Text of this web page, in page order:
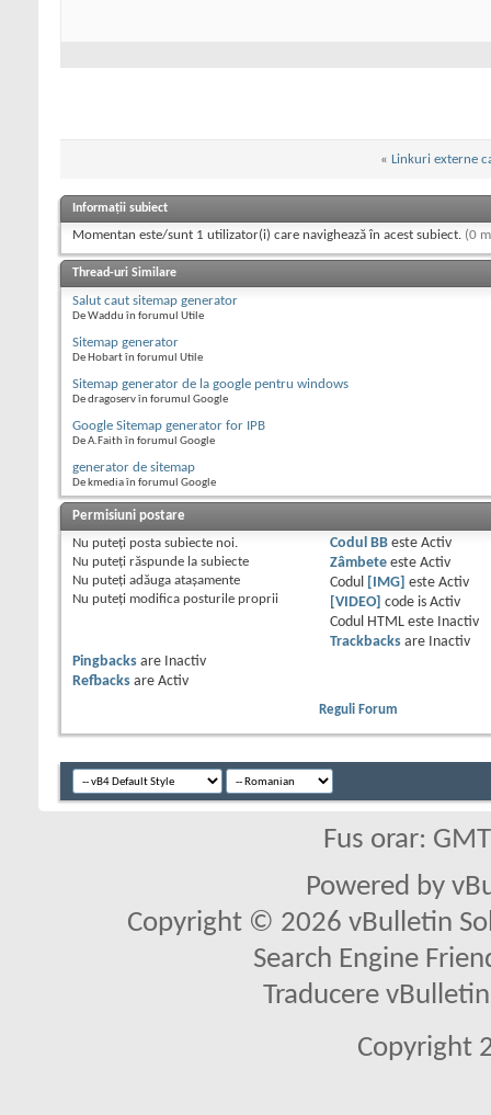
« Linkuri externe
Informații subiect
Momentan este/sunt 1 utilizator(i) care navighează în acest subiect. (0
Thread-uri Similare
Salut caut sitemap generator
De Waddu în forumul Utile
Sitemap generator
De Hobart în forumul Utile
Sitemap generator de la google pentru windows
De dragoserv în forumul Google
Google Sitemap generator for IPB
De A.Faith în forumul Google
generator de sitemap
De kmedia în forumul Google
Permisiuni postare
Nu puteţi posta subiecte noi.
Nu puteţi răspunde la subiecte
Nu puteţi adăuga ataşamente
Nu puteţi modifica posturile proprii
Codul BBeste Activ
Zâmbeteeste Activ
Codul
[IMG] este Activ
[VIDEO] code is Activ
Codul HTML este
Inactiv
Trackbacksare
Inactiv
Pingbacks are
Inactiv
Refbacks are Activ
Reguli Forum
Fus orar:
Powered by
Copyright © 2026 vBulletin
Search Engine
Traducere
Copyright